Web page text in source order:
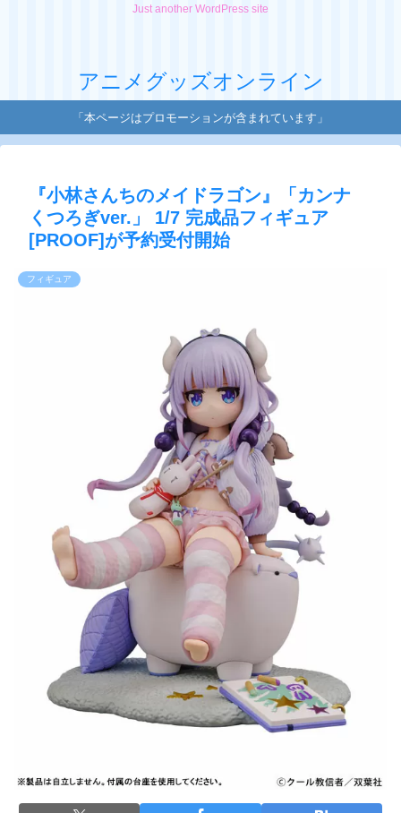
Just another WordPress site
アニメグッズオンライン
「本ページはプロモーションが含まれています」
『小林さんちのメイドラゴン』「カンナ
くつろぎver.」 1/7 完成品フィギュア
[PROOF]が予約受付開始
フィギュア